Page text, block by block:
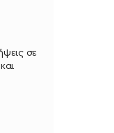
σε